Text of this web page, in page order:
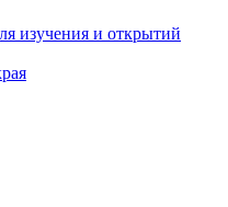
изучения и открытий